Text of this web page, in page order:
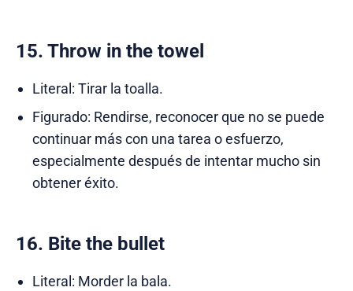
15. Throw in the towel
Literal: Tirar la toalla.
Figurado: Rendirse, reconocer que no se puede
continuar más con una tarea o esfuerzo,
especialmente después de intentar mucho sin
obtener éxito.
16. Bite the bullet
Literal: Morder la bala.